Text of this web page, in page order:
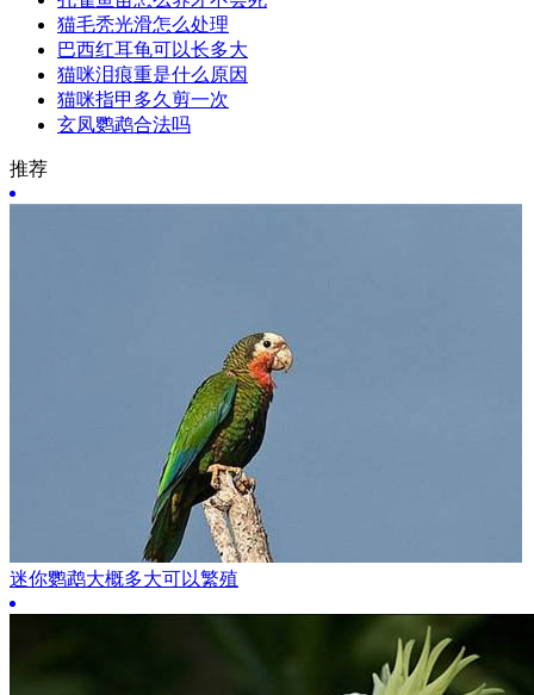
猫毛秃光滑怎么处理
巴西红耳龟可以长多大
猫咪泪痕重是什么原因
猫咪指甲多久剪一次
玄凤鹦鹉合法吗
推荐
迷你鹦鹉大概多大可以繁殖